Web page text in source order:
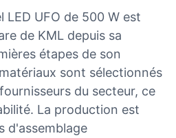
LED UFO de 500 W est
de KML depuis sa
étapes de son
sont sélectionnés
du secteur, ce
La production est
d'assemblage